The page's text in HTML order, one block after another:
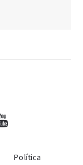
Política